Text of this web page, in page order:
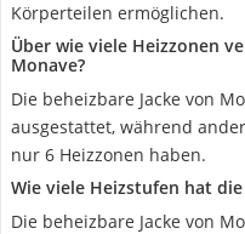
Körperteilen ermöglichen.
Über wie viele Heizzonen
Monave?
Die beheizbare Jacke von
ausgestattet, während
nur 6 Heizzonen haben.
Wie viele Heizstufen hat
Die beheizbare Jacke von